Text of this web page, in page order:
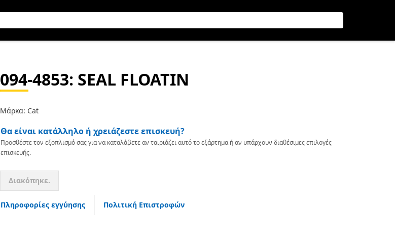
094-4853: SEAL FLOATIN
Μάρκα: Cat
Θα είναι κατάλληλο ή χρειάζεστε επισκευή?
Προσθέστε τον εξοπλισμό σας για να καταλάβετε αν ταιριάζει αυτό το εξάρτημα ή αν υπάρχουν διαθέσιμες επιλογές
επισκευής.
Διακόπηκε.
Πληροφορίες εγγύησης Πολιτική Επιστροφών